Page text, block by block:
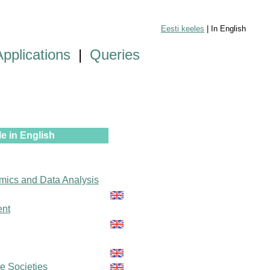
Eesti keeles | In English
| Queries
in English
and Data Analysis
Societies